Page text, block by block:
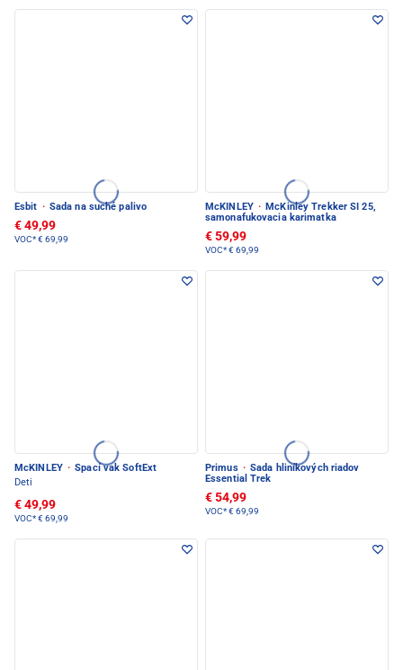
Esbit · Sada na suché palivo
€ 49,99
VOC*€ 69,99
McKINLEY · McKinley Trekker SI 25,
samonafukovacia karimatka
€ 59,99
VOC*€ 69,99
McKINLEY · Spací vak SoftExt
Deti
€ 49,99
VOC*€ 69,99
Primus · Sada hliníkových riadov
Essential Trek
€ 54,99
VOC*€ 69,99